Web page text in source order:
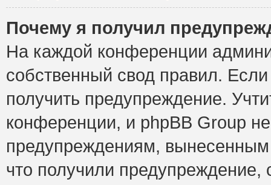
Почему я получил
На каждой конференции
собственный свод правил.
получить предупреждение.
конференции, и phpBB Group
предупреждениям,
что получили предупреждение,